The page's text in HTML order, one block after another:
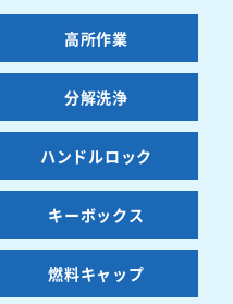
高所作業
分解洗浄
ハンドルロック
キーボックス
燃料キャップ